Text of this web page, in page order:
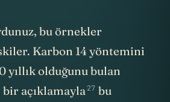
bu örnekler
Karbon 14 yöntemini
yıllık olduğunu bulan
bir açıklamayla27 bu